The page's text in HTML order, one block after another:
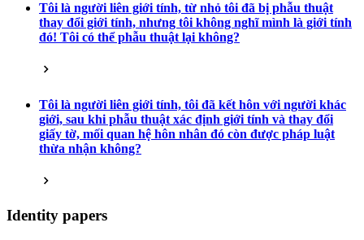
Tôi là người liên giới tính, từ nhỏ tôi đã bị phẫu thuật
thay đổi giới tính, nhưng tôi không nghĩ mình là giới tính
đó! Tôi có thể phẫu thuật lại không?
Tôi là người liên giới tính, tôi đã kết hôn với người khác
giới, sau khi phẫu thuật xác định giới tính và thay đổi
giấy tờ, mối quan hệ hôn nhân đó còn được pháp luật
thừa nhận không?
Identity papers